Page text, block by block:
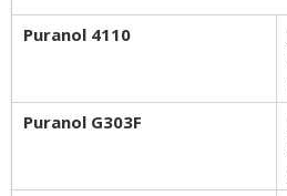
Puranol 4110
Puranol G303F